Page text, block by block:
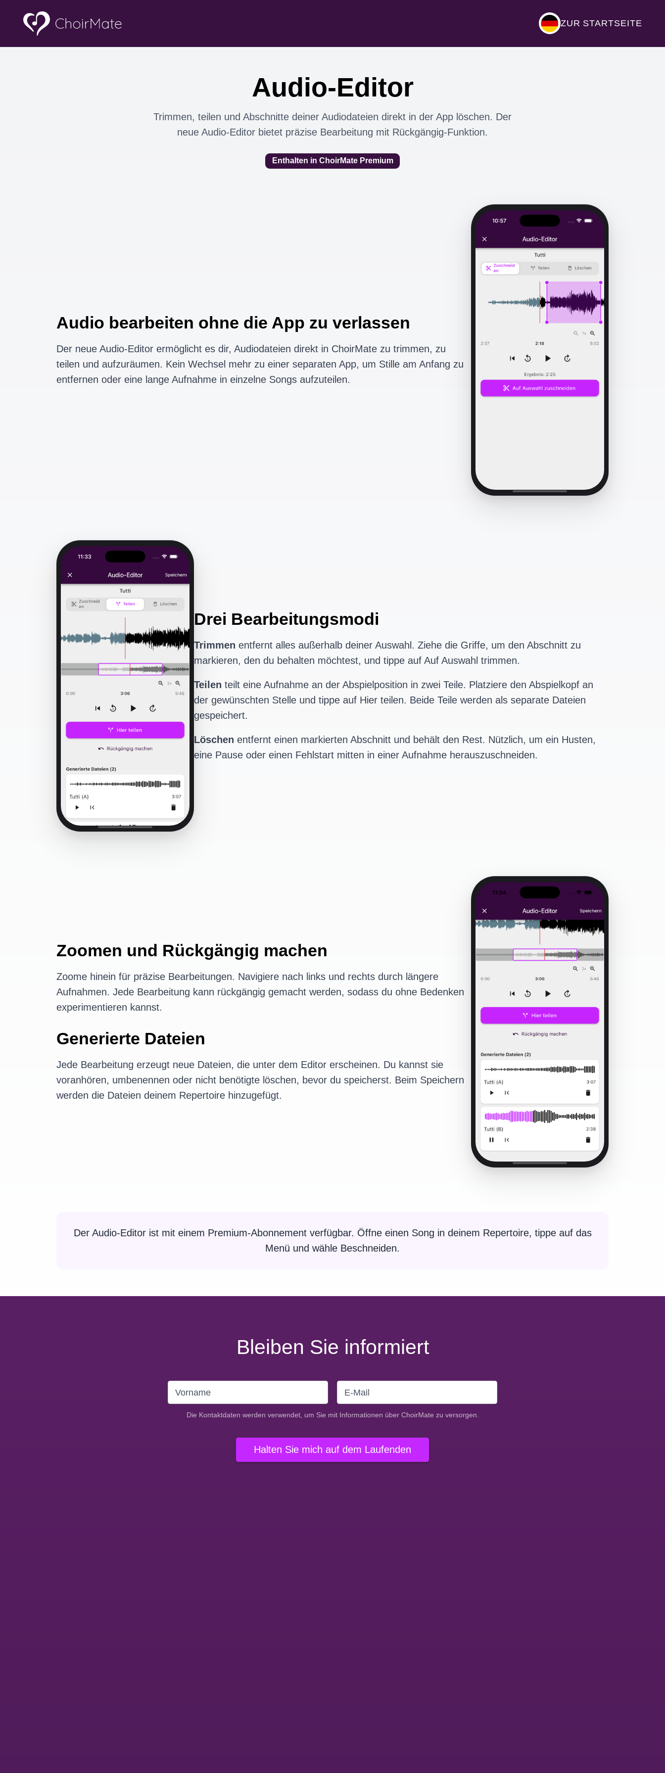
ZUR STARTSEITE
Audio-Editor
Trimmen, teilen und Abschnitte deiner Audiodateien direkt in der App löschen. Der
neue Audio-Editor bietet präzise Bearbeitung mit Rückgängig-Funktion.
Enthalten in ChoirMate Premium
Audio bearbeiten ohne die App zu verlassen
Der neue Audio-Editor ermöglicht es dir, Audiodateien direkt in ChoirMate zu trimmen, zu
teilen und aufzuräumen. Kein Wechsel mehr zu einer separaten App, um Stille am Anfang zu
entfernen oder eine lange Aufnahme in einzelne Songs aufzuteilen.
Drei Bearbeitungsmodi
Trimmen entfernt alles außerhalb deiner Auswahl. Ziehe die Griffe, um den Abschnitt zu
markieren, den du behalten möchtest, und tippe auf Auf Auswahl trimmen.
Teilen teilt eine Aufnahme an der Abspielposition in zwei Teile. Platziere den Abspielkopf an
der gewünschten Stelle und tippe auf Hier teilen. Beide Teile werden als separate Dateien
gespeichert.
Löschen entfernt einen markierten Abschnitt und behält den Rest. Nützlich, um ein Husten,
eine Pause oder einen Fehlstart mitten in einer Aufnahme herauszuschneiden.
Zoomen und Rückgängig machen
Zoome hinein für präzise Bearbeitungen. Navigiere nach links und rechts durch längere
Aufnahmen. Jede Bearbeitung kann rückgängig gemacht werden, sodass du ohne Bedenken
experimentieren kannst.
Generierte Dateien
Jede Bearbeitung erzeugt neue Dateien, die unter dem Editor erscheinen. Du kannst sie
voranhören, umbenennen oder nicht benötigte löschen, bevor du speicherst. Beim Speichern
werden die Dateien deinem Repertoire hinzugefügt.
Der Audio-Editor ist mit einem Premium-Abonnement verfügbar. Öffne einen Song in deinem Repertoire, tippe auf das
Menü und wähle Beschneiden.
Bleiben Sie informiert
Die Kontaktdaten werden verwendet, um Sie mit Informationen über ChoirMate zu versorgen.
Halten Sie mich auf dem Laufenden